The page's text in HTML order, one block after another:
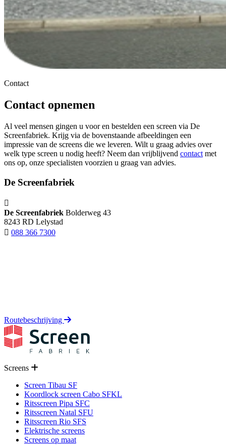
Contact
Contact opnemen
Al veel mensen gingen u voor en bestelden een screen via De
Screenfabriek. Krijg via de bovenstaande afbeeldingen een
impressie van de screens die we leveren. Wilt u graag advies over
welk type screen u nodig heeft? Neem dan vrijblijvend contact met
ons op, onze specialisten voorzien u graag van advies.
De Screenfabriek
De Screenfabriek Bolderweg 43
8243 RD Lelystad
088 366 7300
Routebeschrijving
Screens
Screen Tibau SF
Koordlock screen Cabo SFKL
Ritsscreen Pipa SFC
Ritsscreen Natal SFU
Ritsscreen Rio SFS
Elektrische screens
Screens op maat